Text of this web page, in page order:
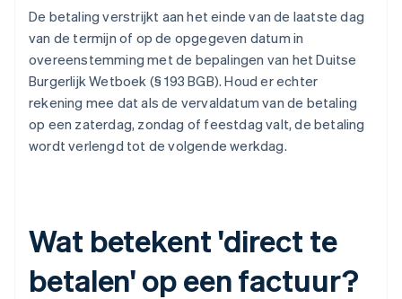
De betaling verstrijkt aan het einde van de laatste dag
van de termijn of op de opgegeven datum in
overeenstemming met de bepalingen van het Duitse
Burgerlijk Wetboek (§ 193 BGB). Houd er echter
rekening mee dat als de vervaldatum van de betaling
op een zaterdag, zondag of feestdag valt, de betaling
wordt verlengd tot de volgende werkdag.
Wat betekent 'direct te
betalen' op een factuur?